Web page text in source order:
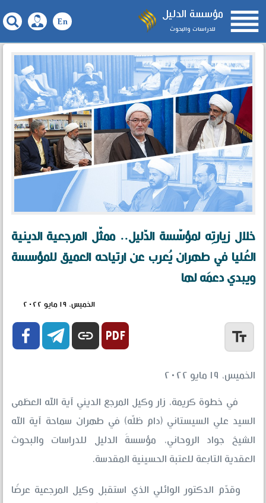
مؤسسة الدليل
للدراسات والبحوث 
خلال زيارتِه لمؤسّسة الدّليل.. ممثّل المرجعية الدينية
العُليا في طهران يُعرب عن ارتياحه العميق للمؤسسة
ويبدي دعمَه لها
الخميس، ١٩ مايو ٢٠٢٢
  link text_fields
الخميس، ١٩ مايو ٢٠٢٢
في خطوة كريمة، زار وكيل المرجع الديني آية الله العظمى
السيد علي السيستاني (دام ظلّه) في طهران سماحة آية الله
الشيخ جواد الروحاني، مؤسسةَ الدليل للدراسات والبحوث
العقدية التابعة للعتبة الحسينية المقدسة.
وقدّم الدكتور الوائلي الذي استقبل وكيل المرجعية عرضًا